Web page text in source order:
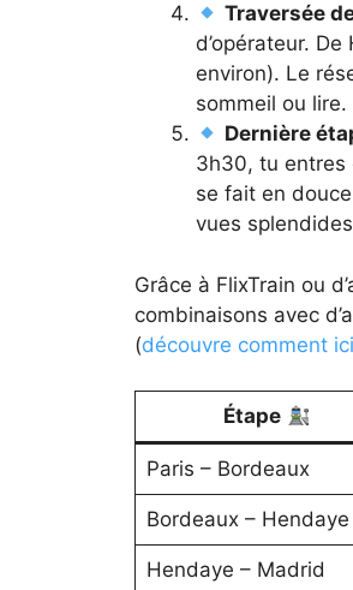
Traversée
d’opérateur.
environ). Le
sommeil ou lire.
Dernière
3h30, tu entres
se fait en
vues
Grâce à FlixTrain ou
combinaisons avec
(découvre comment ici
Étape
Paris – Bordeaux
Bordeaux – Hendaye
Hendaye – Madrid